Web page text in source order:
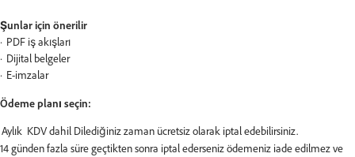
Şunlar için önerilir
PDF iş akışları
Dijital belgeler
E-imzalar
Ödeme planı seçin:
14 günden fazla süre geçtikten sonra iptal ederseniz ödemeniz iade edilmez ve